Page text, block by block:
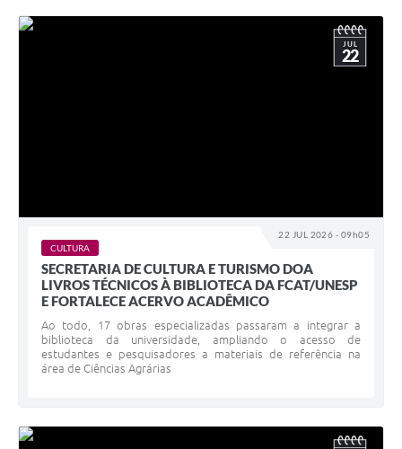
22 JUL 2026 - 09h05
JUL
22
CULTURA
SECRETARIA DE CULTURA E TURISMO DOA
LIVROS TÉCNICOS À BIBLIOTECA DA FCAT/UNESP
E FORTALECE ACERVO ACADÊMICO
Ao todo, 17 obras especializadas passaram a integrar a
biblioteca da universidade, ampliando o acesso de
estudantes e pesquisadores a materiais de referência na
área de Ciências Agrárias